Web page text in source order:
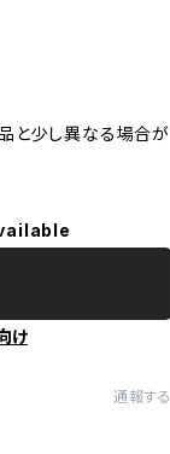
と少し異なる場合が
け
通報する